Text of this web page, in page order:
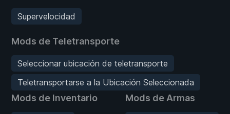
Supervelocidad
Mods de Teletransporte
Seleccionar ubicación de teletransporte
Teletransportarse a la Ubicación Seleccionada
Mods de Inventario Mods de Armas